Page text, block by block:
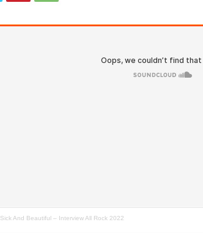
Sick And Beautiful – Interview All Rock 2022